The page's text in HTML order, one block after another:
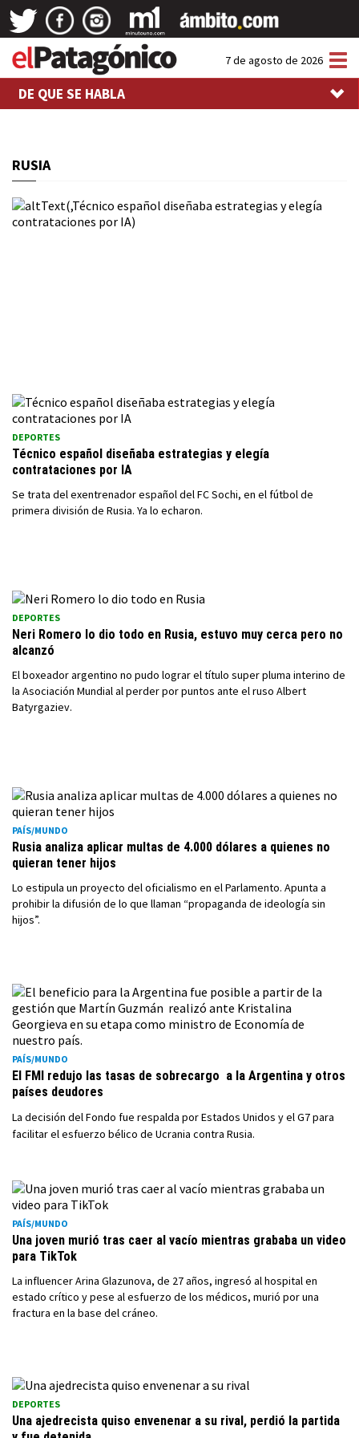
7 de agosto de 2026
DE QUE SE HABLA
RUSIA
DEPORTES
Técnico español diseñaba estrategias y elegía
contrataciones por IA
Se trata del exentrenador español del FC Sochi, en el fútbol de
primera división de Rusia. Ya lo echaron.
DEPORTES
Neri Romero lo dio todo en Rusia, estuvo muy cerca pero no
alcanzó
El boxeador argentino no pudo lograr el título super pluma interino de
la Asociación Mundial al perder por puntos ante el ruso Albert
Batyrgaziev.
PAÍS/MUNDO
Rusia analiza aplicar multas de 4.000 dólares a quienes no
quieran tener hijos
Lo estipula un proyecto del oficialismo en el Parlamento. Apunta a
prohibir la difusión de lo que llaman “propaganda de ideología sin
hijos”.
PAÍS/MUNDO
El FMI redujo las tasas de sobrecargo a la Argentina y otros
países deudores
La decisión del Fondo fue respalda por Estados Unidos y el G7 para
facilitar el esfuerzo bélico de Ucrania contra Rusia.
PAÍS/MUNDO
Una joven murió tras caer al vacío mientras grababa un video
para TikTok
La influencer Arina Glazunova, de 27 años, ingresó al hospital en
estado crítico y pese al esfuerzo de los médicos, murió por una
fractura en la base del cráneo.
DEPORTES
Una ajedrecista quiso envenenar a su rival, perdió la partida